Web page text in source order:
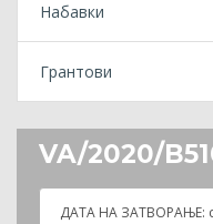
Набавки
Грантови
VA/2020/
ДАТА НА ЗАТВOРАЊЕ: